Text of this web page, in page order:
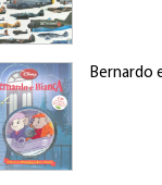
Bernardo